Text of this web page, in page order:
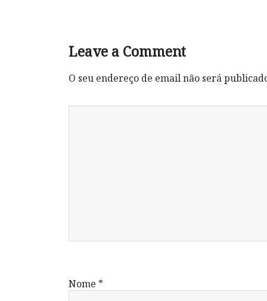
Leave a Comment
O seu endereço de email não será
Nome *